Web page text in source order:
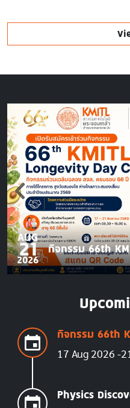
AUG
21
2026
กิจกรรม 66th
กิจกรรม 66th
17 Aug 2026
Physics